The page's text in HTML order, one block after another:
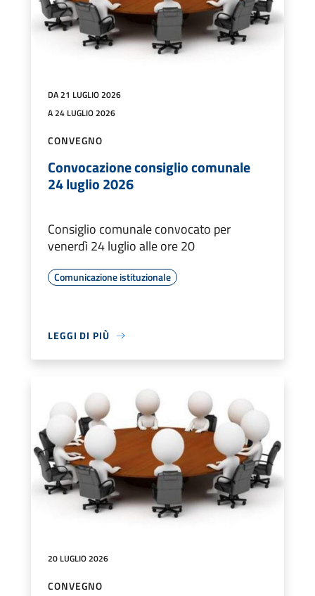
DA 21 LUGLIO 2026
A 24 LUGLIO 2026
CONVEGNO
Convocazione consiglio comunale
24 luglio 2026
Consiglio comunale convocato per
venerdì 24 luglio alle ore 20
Comunicazione istituzionale
LEGGI DI PIÙ
20 LUGLIO 2026
CONVEGNO